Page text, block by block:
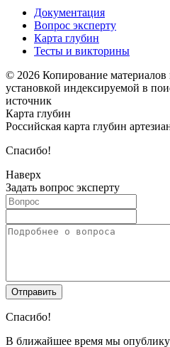
Документация
Вопрос эксперту
Карта глубин
Тесты и викторины
© 2026 Копирование материалов
установкой индексируемой в
источник
Карта глубин
Российская карта глубин
Спасибо!
Наверх
Задать вопрос эксперту
Спасибо!
В ближайшее время мы